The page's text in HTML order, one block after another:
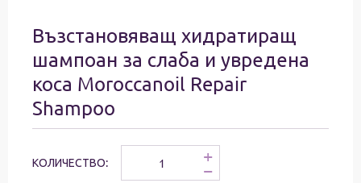
Възстановяващ хидратиращ
шампоан за слаба и увредена
коса Moroccanoil Repair
Shampoo
КОЛИЧЕСТВО: +
−